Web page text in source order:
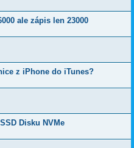
ale zápis len 23000
z iPhone do iTunes?
Disku NVMe